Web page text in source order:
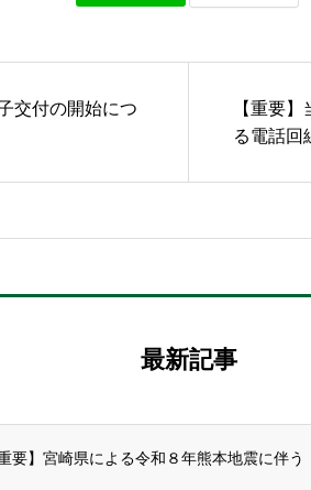
交付の開始につ
【重要
る電話回
最新記事